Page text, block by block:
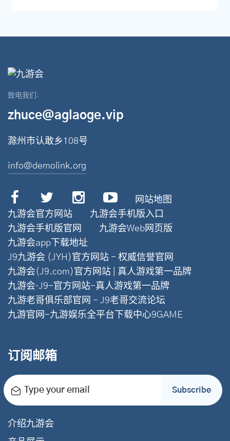
致电我们:
zhuce@aglaoge.vip
滁州市认敢乡108号
info@demolink.org
网站地图
九游会官方网站
九游会手机版入口
九游会手机版官网
九游会Web网页版
九游会app下载地址
J9九游会 (JYH)官方网站 - 权威信誉官网
九游会(J9.com)官方网站 | 真人游戏第一品牌
九游会·J9-官方网站-真人游戏第一品牌
九游老哥俱乐部官网 - J9老哥交流论坛
九游官网-九游娱乐全平台下载中心9GAME
订阅邮箱
Type your email Subscribe
介绍九游会